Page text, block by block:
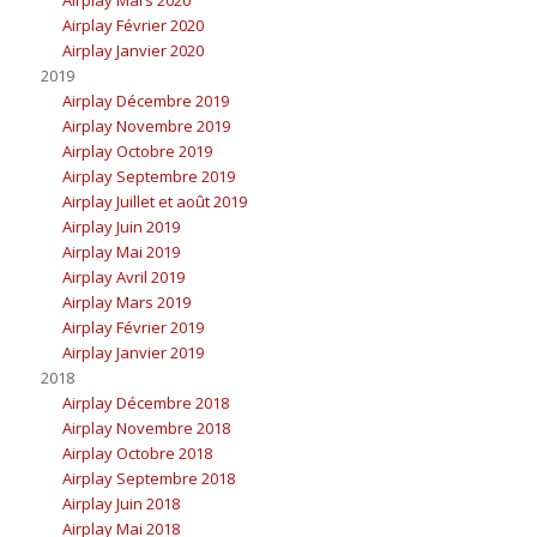
Airplay Février 2020
Airplay Janvier 2020
2019
Airplay Décembre 2019
Airplay Novembre 2019
Airplay Octobre 2019
Airplay Septembre 2019
Airplay Juillet et août 2019
Airplay Juin 2019
Airplay Mai 2019
Airplay Avril 2019
Airplay Mars 2019
Airplay Février 2019
Airplay Janvier 2019
2018
Airplay Décembre 2018
Airplay Novembre 2018
Airplay Octobre 2018
Airplay Septembre 2018
Airplay Juin 2018
Airplay Mai 2018